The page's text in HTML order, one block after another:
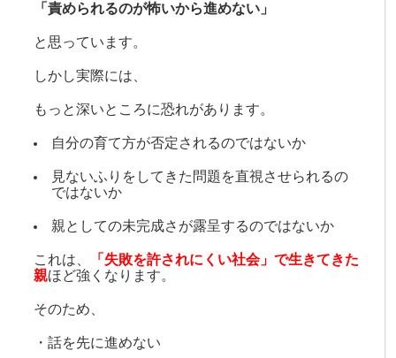
「責められるのが怖いから進めない」
と思っています。
しかし実際には、
もっと深いところに恐れがあります。
自分の育て方が否定されるのではないか
見ないふりをしてきた問題を直視させられるの
ではないか
親としての未完成さが露呈するのではないか
これは、
「失敗を許されにくい社会」で生きてきた
親ほど強くなります。
そのため、
・話を先に進めない